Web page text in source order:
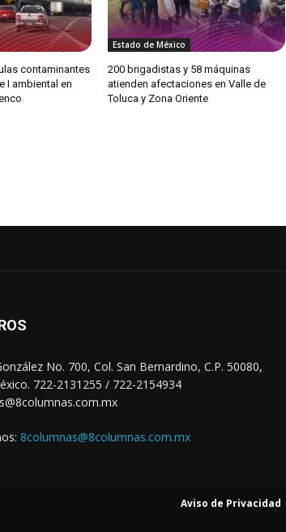
contaminantes
I ambiental en
Estado de México
200 brigadistas y 58 máquinas
atienden afectaciones en Valle de
Toluca y Zona Oriente
No. 700, Col. San Bernardino, C.P. 50080,
722-2131255 / 722-2154934
8columnas@8columnas.com.mx
Aviso de Privacidad